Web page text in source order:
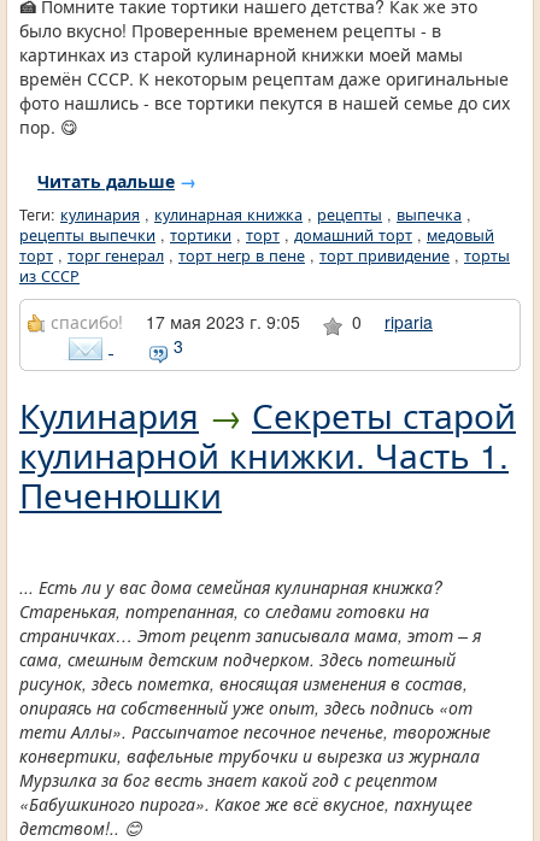
🍰 Помните такие тортики нашего детства? Как же это
было вкусно! Проверенные временем рецепты - в
картинках из старой кулинарной книжки моей мамы
времён СССР. К некоторым рецептам даже оригинальные
фото нашлись - все тортики пекутся в нашей семье до сих
пор. 😋
Читать дальше →
Теги: кулинария , кулинарная книжка , рецепты , выпечка ,
рецепты выпечки , тортики , торт , домашний торт , медовый
торт , торг генерал , торт негр в пене , торт привидение , торты
из СССР
спасибо! 17 мая 2023 г. 9:05 0
riparia
3
Кулинария → Секреты старой
кулинарной книжки. Часть 1.
Печенюшки
... Есть ли у вас дома семейная кулинарная книжка?
Старенькая, потрепанная, со следами готовки на
страничках… Этот рецепт записывала мама, этот – я
сама, смешным детским подчерком. Здесь потешный
рисунок, здесь пометка, вносящая изменения в состав,
опираясь на собственный уже опыт, здесь подпись «от
тети Аллы». Рассыпчатое песочное печенье, творожные
конвертики, вафельные трубочки и вырезка из журнала
Мурзилка за бог весть знает какой год с рецептом
«Бабушкиного пирога». Какое же всё вкусное, пахнущее
детством!.. 😊